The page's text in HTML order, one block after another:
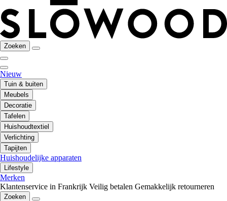
Zoeken
Nieuw
Tuin & buiten
Meubels
Decoratie
Tafelen
Huishoudtextiel
Verlichting
Tapijten
Huishoudelijke apparaten
Lifestyle
Merken
Klantenservice in Frankrijk Veilig betalen Gemakkelijk retourneren
Zoeken